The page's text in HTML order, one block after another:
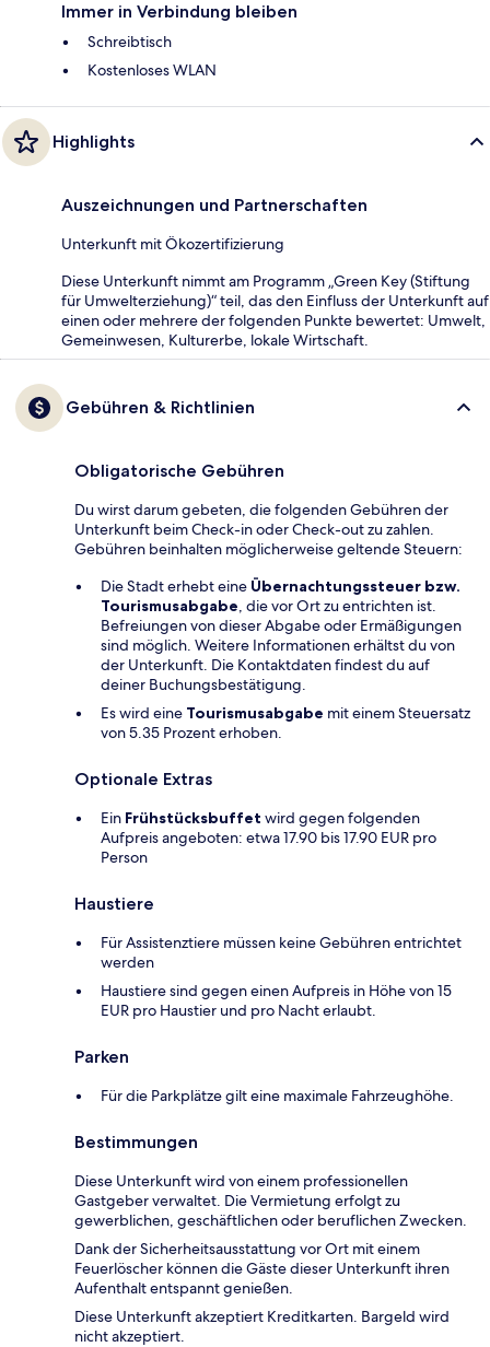
Immer in Verbindung bleiben
Schreibtisch
Kostenloses WLAN
Highlights
Auszeichnungen und Partnerschaften
Unterkunft mit Ökozertifizierung
Diese Unterkunft nimmt am Programm „Green Key (Stiftung
für Umwelterziehung)“ teil, das den Einfluss der Unterkunft auf
einen oder mehrere der folgenden Punkte bewertet: Umwelt,
Gemeinwesen, Kulturerbe, lokale Wirtschaft.
Gebühren & Richtlinien
Obligatorische Gebühren
Du wirst darum gebeten, die folgenden Gebühren der
Unterkunft beim Check-in oder Check-out zu zahlen.
Gebühren beinhalten möglicherweise geltende Steuern:
Die Stadt erhebt eine Übernachtungssteuer bzw.
Tourismusabgabe, die vor Ort zu entrichten ist.
Befreiungen von dieser Abgabe oder Ermäßigungen
sind möglich. Weitere Informationen erhältst du von
der Unterkunft. Die Kontaktdaten findest du auf
deiner Buchungsbestätigung.
Es wird eine Tourismusabgabe mit einem Steuersatz
von 5.35 Prozent erhoben.
Optionale Extras
Ein Frühstücksbuffet wird gegen folgenden
Aufpreis angeboten: etwa 17.90 bis 17.90 EUR pro
Person
Haustiere
Für Assistenztiere müssen keine Gebühren entrichtet
werden
Haustiere sind gegen einen Aufpreis in Höhe von 15
EUR pro Haustier und pro Nacht erlaubt.
Parken
Für die Parkplätze gilt eine maximale Fahrzeughöhe.
Bestimmungen
Diese Unterkunft wird von einem professionellen
Gastgeber verwaltet. Die Vermietung erfolgt zu
gewerblichen, geschäftlichen oder beruflichen Zwecken.
Dank der Sicherheitsausstattung vor Ort mit einem
Feuerlöscher können die Gäste dieser Unterkunft ihren
Aufenthalt entspannt genießen.
Diese Unterkunft akzeptiert Kreditkarten. Bargeld wird
nicht akzeptiert.